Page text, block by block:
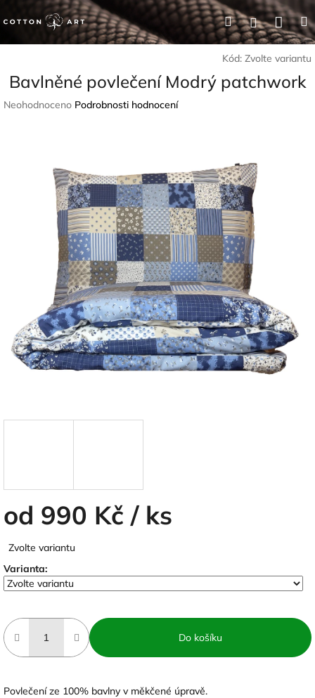
na
HledatPřihlášení
Kód: Zvolte variantu
Bavlněné povlečení Modrý patchwork
Průměrné
Neohodnoceno Podrobnosti hodnocení
od 990 Kč / ks
cena:
Zvolte variantu
Varianta:
Do košíku
Povlečení ze 100% bavlny v měkčené úpravě.